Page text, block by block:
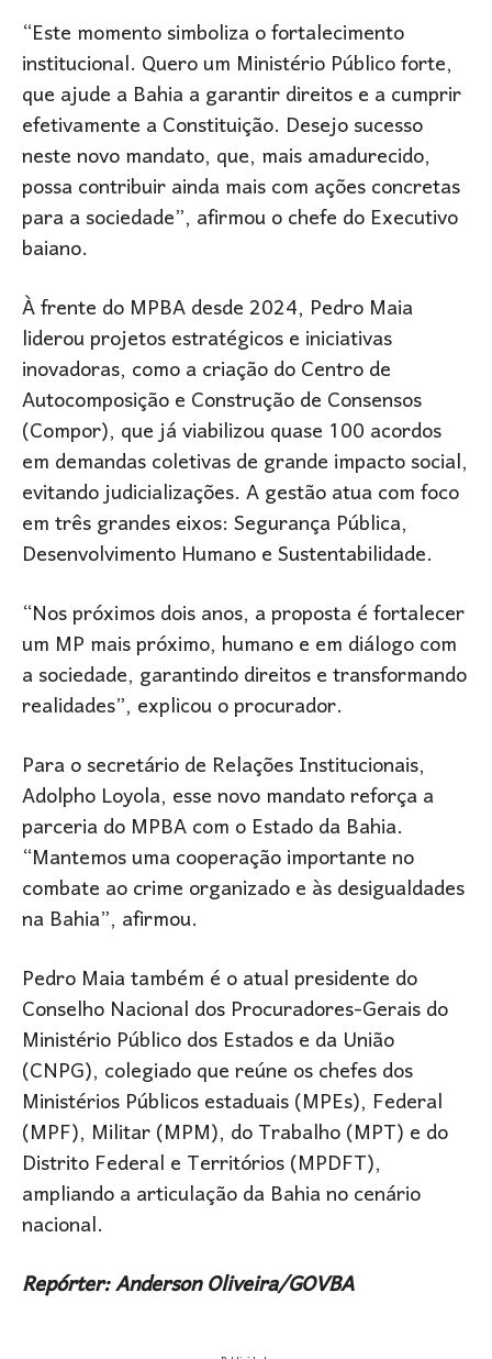
“Este momento simboliza o fortalecimento
institucional. Quero um Ministério Público forte,
que ajude a Bahia a garantir direitos e a cumprir
efetivamente a Constituição. Desejo sucesso
neste novo mandato, que, mais amadurecido,
possa contribuir ainda mais com ações concretas
para a sociedade”, afirmou o chefe do Executivo
baiano.
À frente do MPBA desde 2024, Pedro Maia
liderou projetos estratégicos e iniciativas
inovadoras, como a criação do Centro de
Autocomposição e Construção de Consensos
(Compor), que já viabilizou quase 100 acordos
em demandas coletivas de grande impacto social,
evitando judicializações. A gestão atua com foco
em três grandes eixos: Segurança Pública,
Desenvolvimento Humano e Sustentabilidade.
“Nos próximos dois anos, a proposta é fortalecer
um MP mais próximo, humano e em diálogo com
a sociedade, garantindo direitos e transformando
realidades”, explicou o procurador.
Para o secretário de Relações Institucionais,
Adolpho Loyola, esse novo mandato reforça a
parceria do MPBA com o Estado da Bahia.
“Mantemos uma cooperação importante no
combate ao crime organizado e às desigualdades
na Bahia”, afirmou.
Pedro Maia também é o atual presidente do
Conselho Nacional dos Procuradores-Gerais do
Ministério Público dos Estados e da União
(CNPG), colegiado que reúne os chefes dos
Ministérios Públicos estaduais (MPEs), Federal
(MPF), Militar (MPM), do Trabalho (MPT) e do
Distrito Federal e Territórios (MPDFT),
ampliando a articulação da Bahia no cenário
nacional.
Repórter: Anderson Oliveira/GOVBA